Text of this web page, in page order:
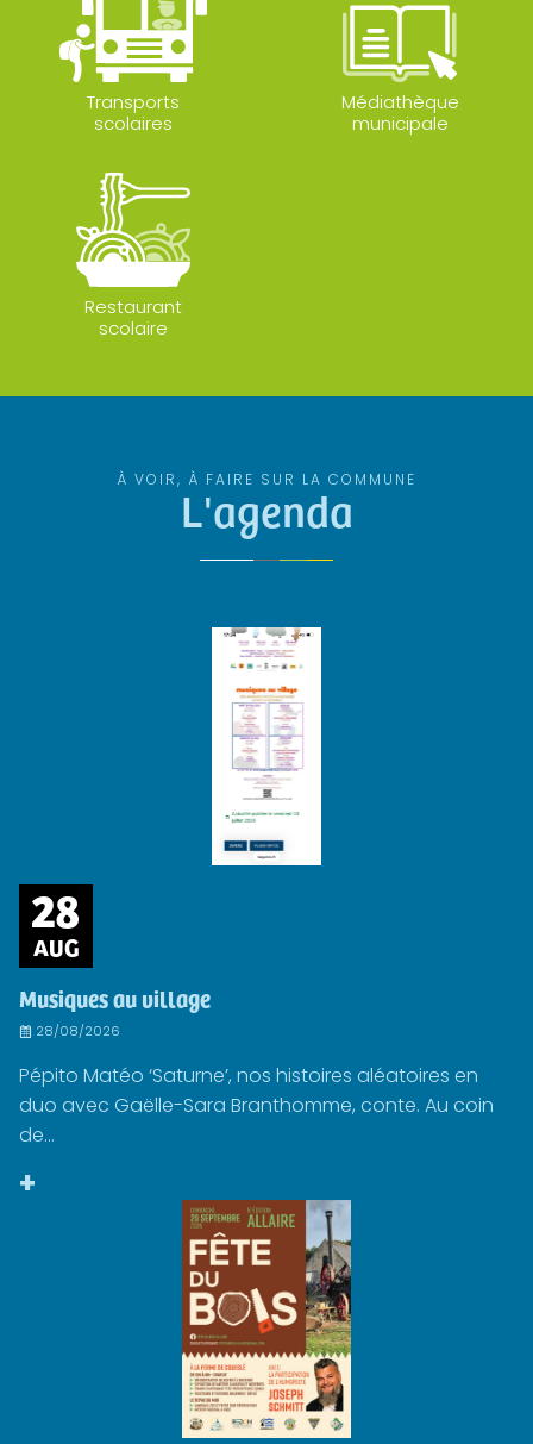
Transports
scolaires
Médiathèque
municipale
Restaurant
scolaire
À VOIR, À FAIRE SUR LA COMMUNE
L'agenda
28
AUG
Musiques au village
28/08/2026
Pépito Matéo ‘Saturne’, nos histoires aléatoires en
duo avec Gaëlle-Sara Branthomme, conte. Au coin
de...
+